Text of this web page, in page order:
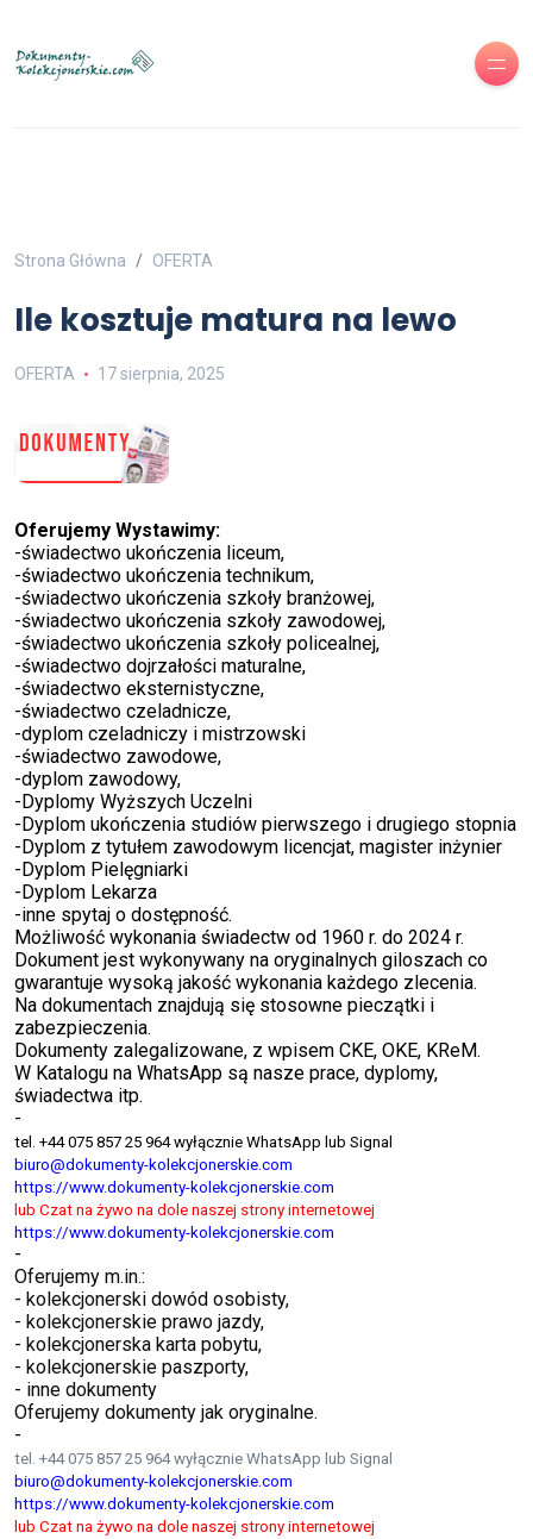
Strona Główna OFERTA
Ile kosztuje matura na lewo
OFERTA 17 sierpnia, 2025
Oferujemy Wystawimy:
-świadectwo ukończenia liceum,
-świadectwo ukończenia technikum,
-świadectwo ukończenia szkoły branżowej,
-świadectwo ukończenia szkoły zawodowej,
-świadectwo ukończenia szkoły policealnej,
-świadectwo dojrzałości maturalne,
-świadectwo eksternistyczne,
-świadectwo czeladnicze,
-dyplom czeladniczy i mistrzowski
-świadectwo zawodowe,
-dyplom zawodowy,
-Dyplomy Wyższych Uczelni
-Dyplom ukończenia studiów pierwszego i drugiego stopnia
-Dyplom z tytułem zawodowym licencjat, magister inżynier
-Dyplom Pielęgniarki
-Dyplom Lekarza
-inne spytaj o dostępność.
Możliwość wykonania świadectw od 1960 r. do 2024 r.
Dokument jest wykonywany na oryginalnych giloszach co
gwarantuje wysoką jakość wykonania każdego zlecenia.
Na dokumentach znajdują się stosowne pieczątki i
zabezpieczenia.
Dokumenty zalegalizowane, z wpisem CKE, OKE, KReM.
W Katalogu na WhatsApp są nasze prace, dyplomy,
świadectwa itp.
-
tel. +44 075 857 25 964 wyłącznie WhatsApp lub Signal
biuro@dokumenty-kolekcjonerskie.com
https://www.dokumenty-kolekcjonerskie.com
lub Czat na żywo na dole naszej strony internetowej
https://www.dokumenty-kolekcjonerskie.com
-
Oferujemy m.in.:
- kolekcjonerski dowód osobisty,
- kolekcjonerskie prawo jazdy,
- kolekcjonerska karta pobytu,
- kolekcjonerskie paszporty,
- inne dokumenty
Oferujemy dokumenty jak oryginalne.
-
tel. +44 075 857 25 964 wyłącznie WhatsApp lub Signal
biuro@dokumenty-kolekcjonerskie.com
https://www.dokumenty-kolekcjonerskie.com
lub Czat na żywo na dole naszej strony internetowej